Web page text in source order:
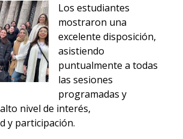
Los estudiantes
mostraron una
excelente disposición,
asistiendo
puntualmente a todas
las sesiones
programadas y
nivel de interés,
y participación.